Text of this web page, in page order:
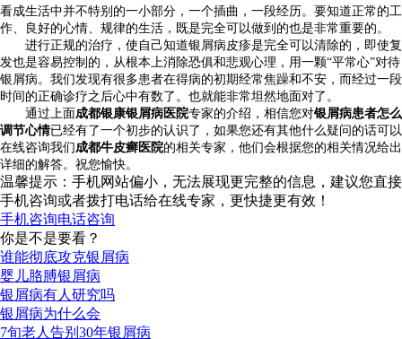
看成生活中并不特别的一小部分，一个插曲，一段经历。要知道正常的工
作、良好的心情、规律的生活，既是完全可以做到的也是非常重要的。
进行正规的治疗，使自己知道银屑病皮疹是完全可以清除的，即使复
发也是容易控制的，从根本上消除恐俱和悲观心理，用一颗“平常心”对待
银屑病。我们发现有很多患者在得病的初期经常焦躁和不安，而经过一段
时间的正确诊疗之后心中有数了。也就能非常坦然地面对了。
通过上面成都银康银屑病医院专家的介绍，相信您对银屑病患者怎么
调节心情已经有了一个初步的认识了，如果您还有其他什么疑问的话可以
在线咨询我们成都牛皮癣医院的相关专家，他们会根据您的相关情况给出
详细的解答。祝您愉快。
温馨提示：手机网站偏小，无法展现更完整的信息，建议您直接
手机咨询或者拨打电话给在线专家，更快捷更有效！
手机咨询电话咨询
你是不是要看？
谁能彻底攻克银屑病
婴儿胳膊银屑病
银屑病有人研究吗
银屑病为什么会
7旬老人告别30年银屑病